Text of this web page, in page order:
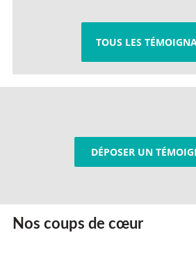
TOUS LES
DÉPOSER UN
Nos coups de cœur